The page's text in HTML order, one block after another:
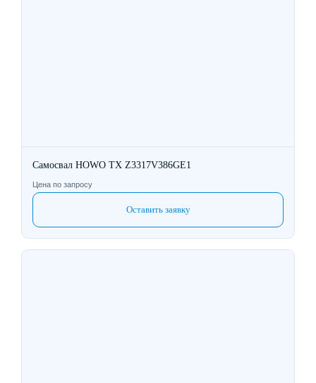
Самосвал HOWO TX Z3317V386GE1
Цена по запросу
Оставить заявку